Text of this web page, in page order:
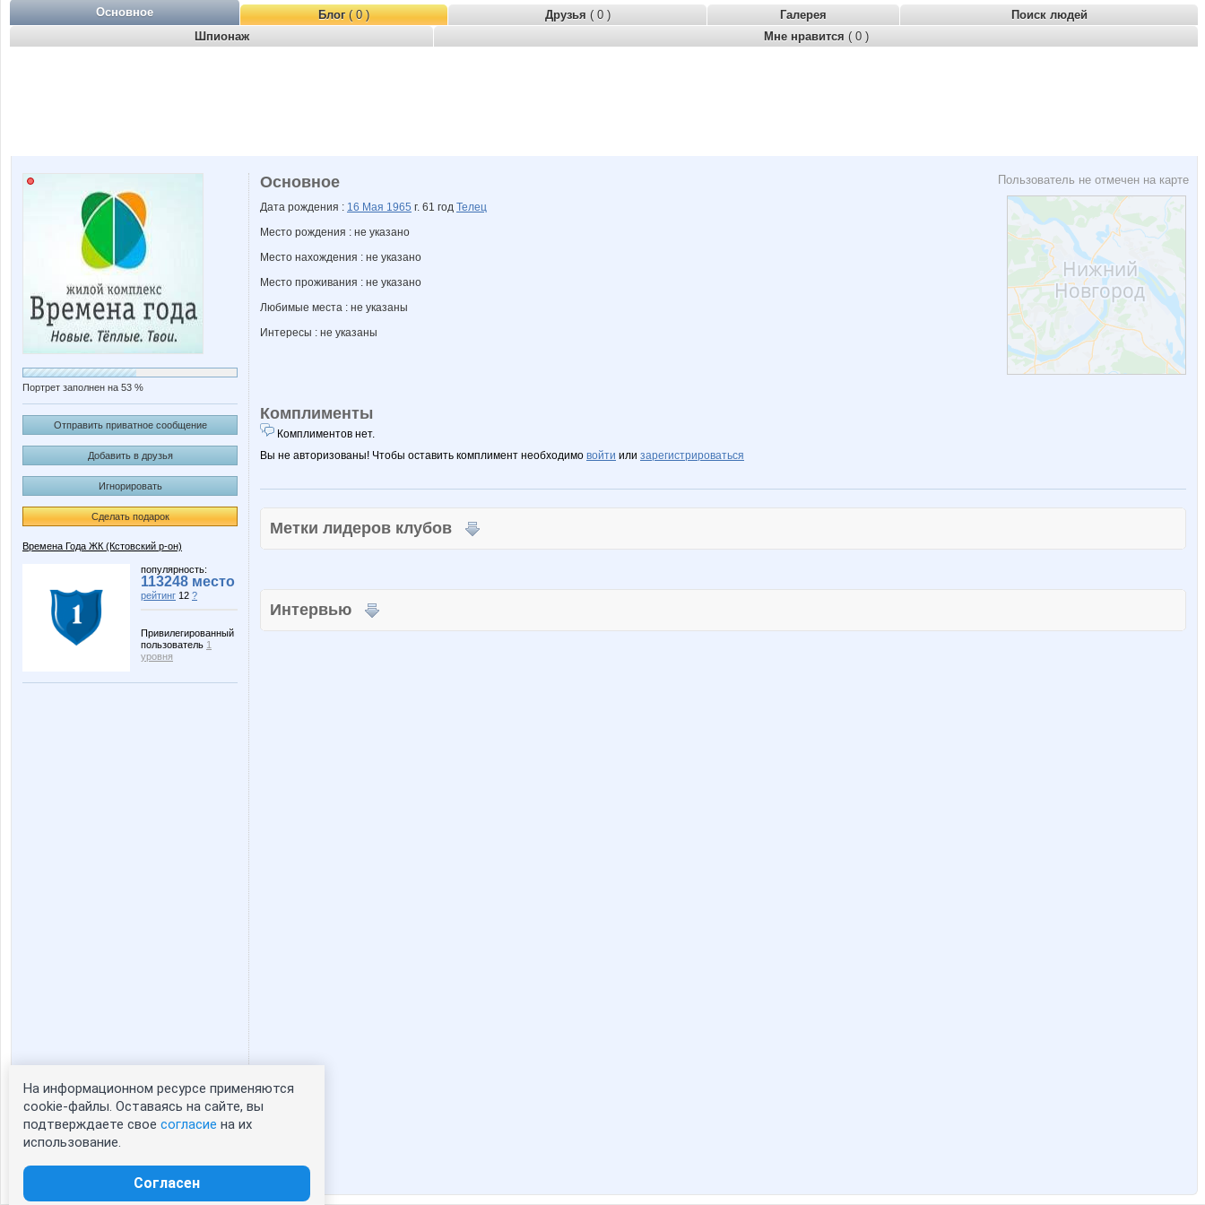
Основное Блог( 0 ) Друзья ( 0 ) Галерея
Поиск людей
Шпионаж
Мне нравится ( 0 )
Портрет заполнен на 53 %
Отправить приватное сообщение
Добавить в друзья
Игнорировать
Сделать подарок
Времена Года ЖК (Кстовский р-он)
популярность:
113248 место
рейтинг 12 ?
Привилегированный
пользователь 1
уровня
Статистика портрета:
сейчас просматривают портрет - 0
зарегистрированные пользователи
Пользователь не отмечен на карте
Основное
Дата рождения : 16 Мая 1965 г. 61 год Телец
Место рождения : не указано
Место нахождения : не указано
Место проживания : не указано
Любимые места : не указаны
Интересы : не указаны
Комплименты
Комплиментов нет.
Вы не авторизованы! Чтобы оставить комплимент необходимо войти или зарегистрироваться
Метки лидеров клубов
Интервью
На информационном ресурсе применяются
cookie-файлы. Оставаясь на сайте, вы
подтверждаете свое согласие на их
использование.
Согласен